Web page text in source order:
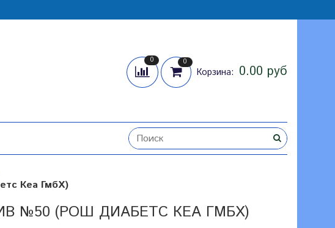
0 0
Корзина: 0.00 руб
Кеа ГмбХ)
№50 (РОШ ДИАБЕТС КЕА ГМБХ)